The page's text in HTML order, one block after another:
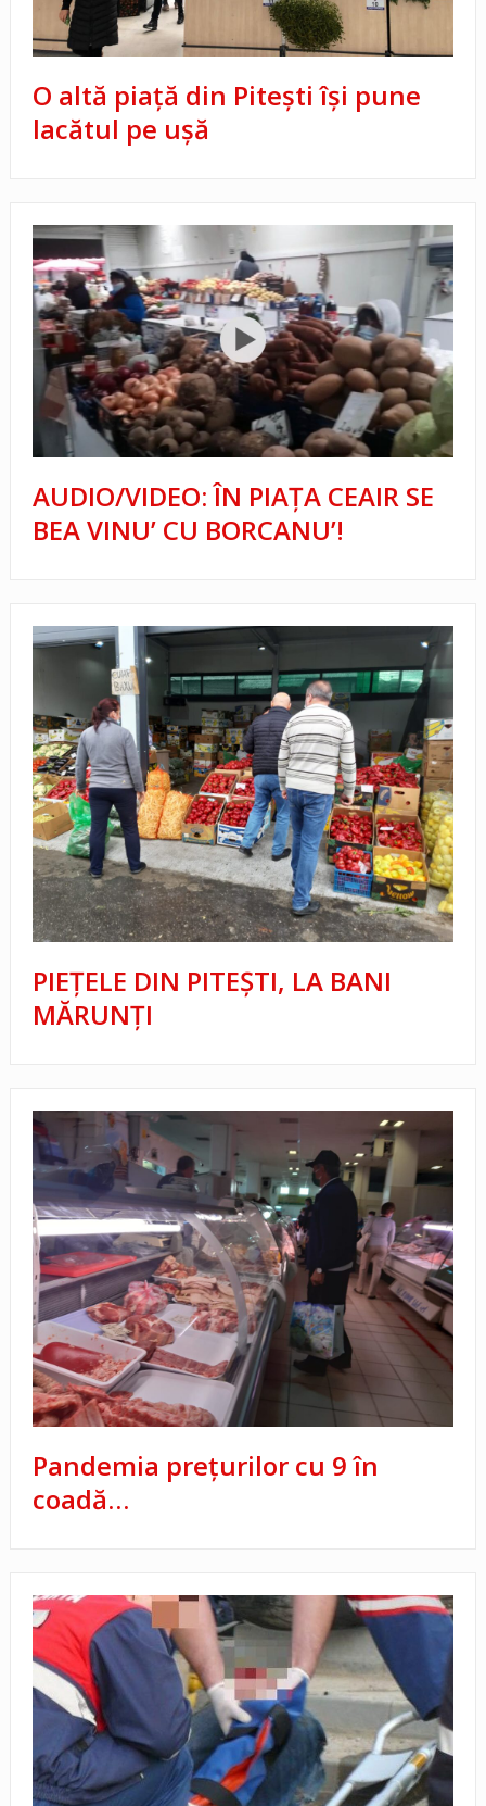
O altă piață din Pitești își pune
lacătul pe ușă
AUDIO/VIDEO: ÎN PIAȚA CEAIR SE
BEA VINU’ CU BORCANU’!
PIEȚELE DIN PITEȘTI, LA BANI
MĂRUNȚI
Pandemia preţurilor cu 9 în
coadă…